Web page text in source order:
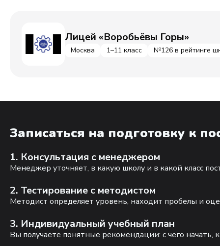
Лицей «Воробьёвы Горы»
Москва 1–11 класс №126 в рейтинге
Записаться на подготовку к
1. Консультация с менеджером
Менеджер уточняет, в какую школу и в какой класс
2. Тестирование с методистом
Методист определяет уровень, находит пробелы и
3. Индивидуальный учебный план
Вы получаете понятные рекомендации: с чего начать,